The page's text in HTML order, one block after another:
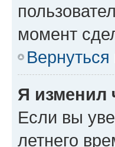
момент
Вернуться
Я изменил
Если вы
летнего